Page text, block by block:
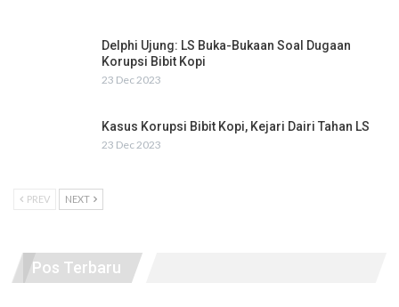
Delphi Ujung: LS Buka-Bukaan Soal Dugaan
Korupsi Bibit Kopi
23 Dec 2023
Kasus Korupsi Bibit Kopi, Kejari Dairi Tahan LS
23 Dec 2023
PREV NEXT
Pos Terbaru